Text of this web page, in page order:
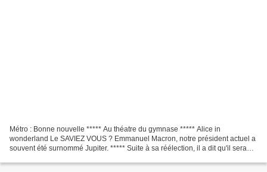
Métro : Bonne nouvelle ***** Au théatre du gymnase ***** Alice in
wonderland Le SAVIEZ VOUS ? Emmanuel Macron, notre président actuel a
souvent été surnommé Jupiter. ***** Suite à sa réélection, il a dit qu'il sera